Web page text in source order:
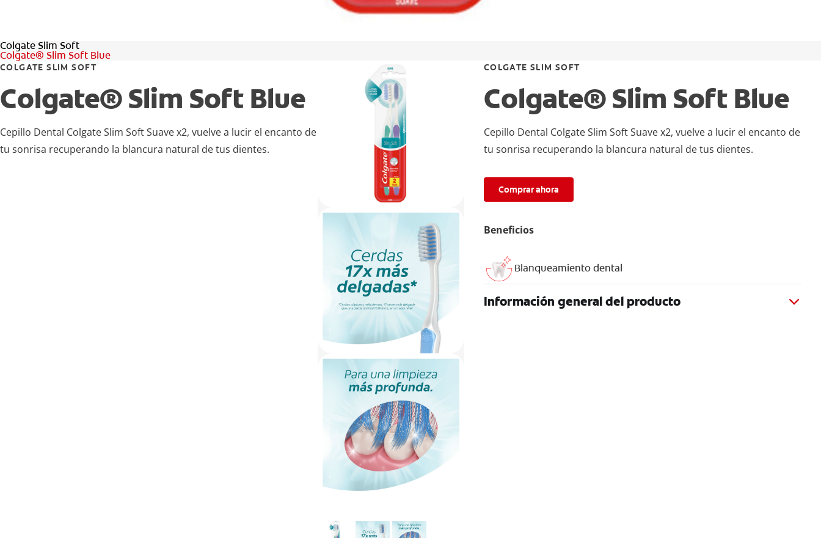
Colgate Slim Soft
Colgate® Slim Soft Blue
COLGATE SLIM SOFT
Colgate® Slim Soft Blue
Cepillo Dental Colgate Slim Soft Suave x2, vuelve a lucir el encanto de
tu sonrisa recuperando la blancura natural de tus dientes.
COLGATE SLIM SOFT
Colgate® Slim Soft Blue
Cepillo Dental Colgate Slim Soft Suave x2, vuelve a lucir el encanto de
tu sonrisa recuperando la blancura natural de tus dientes.
Comprar ahora
Beneficios
Blanqueamiento dental
Información general del producto